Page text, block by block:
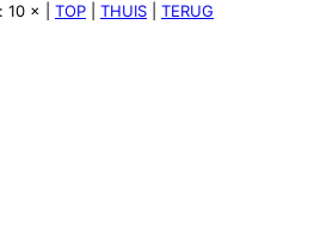
10 × | TOP THUIS TERUG